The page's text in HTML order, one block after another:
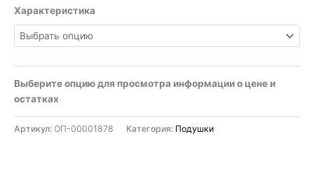
Характеристика
Выберите опцию для просмотра информации о цене и
остатках
Артикул: ОП-00001878 Категория: Подушки